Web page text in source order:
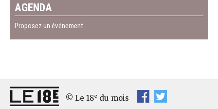
AGENDA
Proposez un événement
© Le 18e du mois